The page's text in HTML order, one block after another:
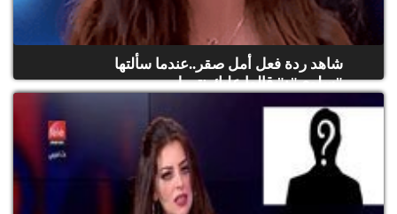
شاهد ردة فعل أمل صقر..عندما سألتها
"سلوى":" قالوا عليك نتي ل...